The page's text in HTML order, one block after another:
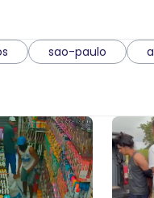
sao-paulo